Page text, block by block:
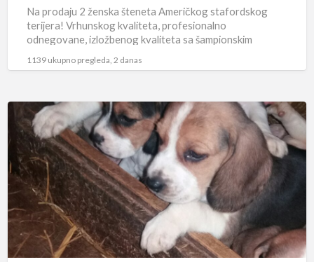
Na prodaju 2 ženska šteneta Američkog stafordskog
terijera! Vrhunskog kvaliteta, profesionalno
odnegovane, izložbenog kvaliteta sa šampionskim
08.11.2019.
dominant-storm
Majka: http://www.pedigreedatabase.com/american_staf
fordshire_terrier/dog.html?id=2734508-rockwoods-
metallica Fejsbuk: Mladen[…]
1139 ukupno pregleda, 2 danas
Bigl
štenci